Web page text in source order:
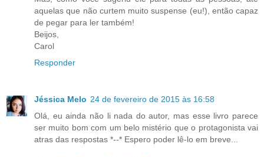
aquelas que não curtem muito suspense (eu!), então capaz
de pegar para ler também!
Beijos,
Carol
Responder
Jéssica Melo 24 de fevereiro de 2015 às 16:58
Olá, eu ainda não li nada do autor, mas esse livro parece
ser muito bom com um belo mistério que o protagonista vai
atras das respostas *--* Espero poder lê-lo em breve...